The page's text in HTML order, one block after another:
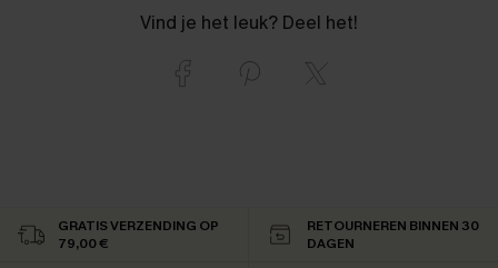
Vind je het leuk? Deel het!
GRATIS VERZENDING OP
79,00 €
RETOURNEREN BINNEN 30
DAGEN